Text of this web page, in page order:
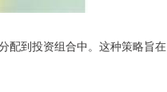
配到投资组合中。这种策略旨在